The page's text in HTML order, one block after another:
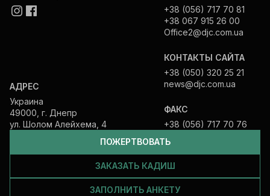
ПОЖЕРТВОВАТЬ
ЗАКАЗАТЬ КАДИШ
ЗАПОЛНИТЬ АНКЕТУ
АДРЕС
Украина
49000, г. Днепр
ул. Шолом Алейхема, 4
+38 (056) 717 70 81
+38 067 915 26 00
Office2@djc.com.ua
КОНТАКТЫ САЙТА
+38 (050) 320 25 21
news@djc.com.ua
ФАКС
+38 (056) 717 70 76